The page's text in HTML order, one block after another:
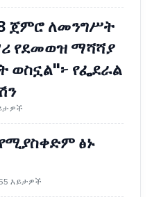
ጀምሮ ለመንግሥት
የደመወዝ ማሻሻያ
ወስኗል"፦ የፌደራል
ፅኑ
እይታዎች